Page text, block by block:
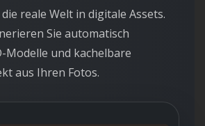
reale Welt in digitale Assets.
Sie automatisch
Modelle und kachelbare
aus Ihren Fotos.